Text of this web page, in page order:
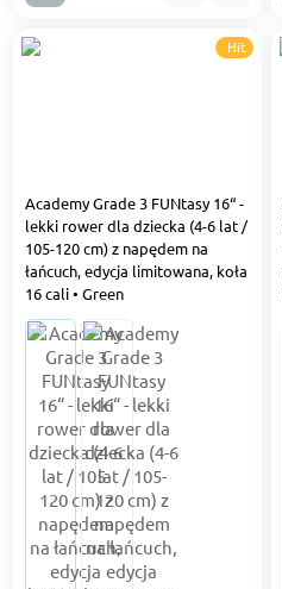
Hit
Academy Grade 3 FUNtasy 16“ -
lekki rower dla dziecka (4-6 lat /
105-120 cm) z napędem na
łańcuch, edycja limitowana, koła
16 cali • Green